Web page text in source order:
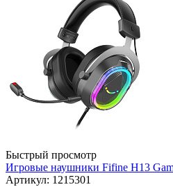
Быстрый просмотр
Игровые наушники Fifine H13
Артикул: 1215301